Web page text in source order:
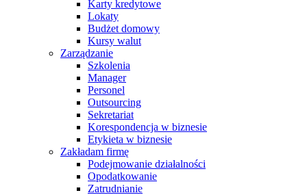
Karty kredytowe
Lokaty
Budżet domowy
Kursy walut
Zarządzanie
Szkolenia
Manager
Personel
Outsourcing
Sekretariat
Korespondencja w biznesie
Etykieta w biznesie
Zakładam firmę
Podejmowanie działalności
Opodatkowanie
Zatrudnianie